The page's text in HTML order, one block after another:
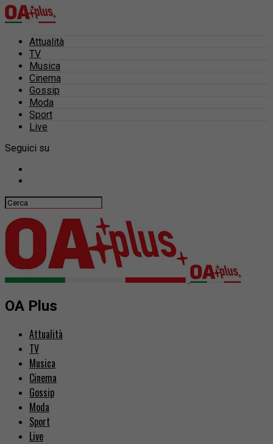
Attualità
TV
Musica
Cinema
Gossip
Moda
Sport
Live
Seguici su
OA Plus
Attualità
TV
Musica
Cinema
Gossip
Moda
Sport
Live